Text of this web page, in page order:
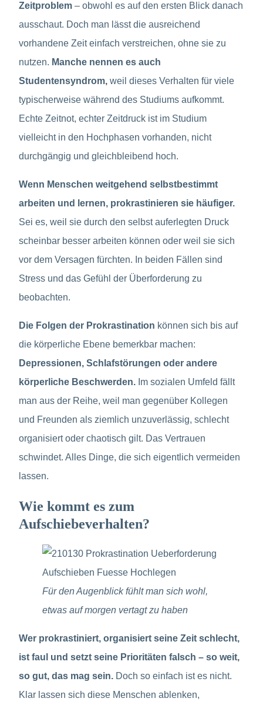
Zeitproblem – obwohl es auf den ersten Blick danach
ausschaut. Doch man lässt die ausreichend
vorhandene Zeit einfach verstreichen, ohne sie zu
nutzen. Manche nennen es auch
Studentensyndrom, weil dieses Verhalten für viele
typischerweise während des Studiums aufkommt.
Echte Zeitnot, echter Zeitdruck ist im Studium
vielleicht in den Hochphasen vorhanden, nicht
durchgängig und gleichbleibend hoch.
Wenn Menschen weitgehend selbstbestimmt
arbeiten und lernen, prokrastinieren sie häufiger.
Sei es, weil sie durch den selbst auferlegten Druck
scheinbar besser arbeiten können oder weil sie sich
vor dem Versagen fürchten. In beiden Fällen sind
Stress und das Gefühl der Überforderung zu
beobachten.
Die Folgen der Prokrastination können sich bis auf
die körperliche Ebene bemerkbar machen:
Depressionen, Schlafstörungen oder andere
körperliche Beschwerden. Im sozialen Umfeld fällt
man aus der Reihe, weil man gegenüber Kollegen
und Freunden als ziemlich unzuverlässig, schlecht
organisiert oder chaotisch gilt. Das Vertrauen
schwindet. Alles Dinge, die sich eigentlich vermeiden
lassen.
Wie kommt es zum
Aufschiebeverhalten?
Für den Augenblick fühlt man sich wohl,
etwas auf morgen vertagt zu haben
Wer prokrastiniert, organisiert seine Zeit schlecht,
ist faul und setzt seine Prioritäten falsch – so weit,
so gut, das mag sein. Doch so einfach ist es nicht.
Klar lassen sich diese Menschen ablenken,